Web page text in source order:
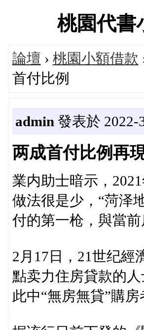
桃園代書
論壇 › 桃園小額借款
首付比例
admin 發表於 2022-
两成首付比例再
業内助士暗示，
做法很是少，“菏泽
付的第一枪，與當
2月17日，21世纪經
點卖力住房貸款的
此中“無房無貸”購